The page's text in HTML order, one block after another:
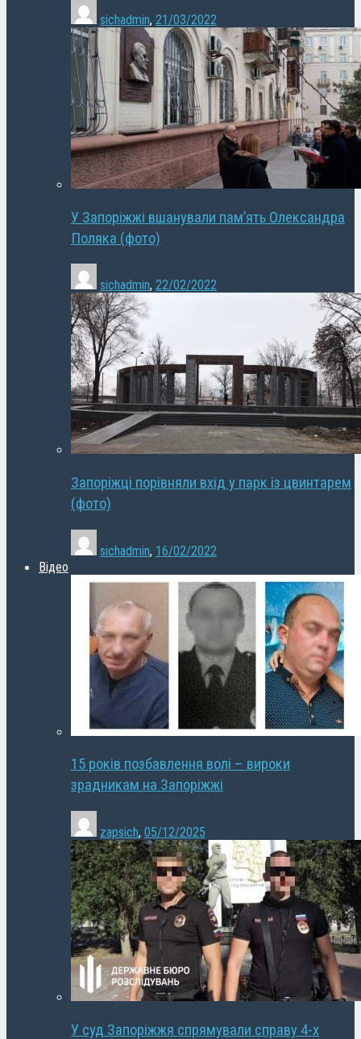
sichadmin, 21/03/2022
У Запоріжжі вшанували пам’ять Олександра
Поляка (фото)
sichadmin, 22/02/2022
Запоріжці порівняли вхід у парк із цвинтарем
(фото)
sichadmin, 16/02/2022
Відео
15 років позбавлення волі – вироки
зрадникам на Запоріжжі
zapsich, 05/12/2025
У суд Запоріжжя спрямували справу 4-х